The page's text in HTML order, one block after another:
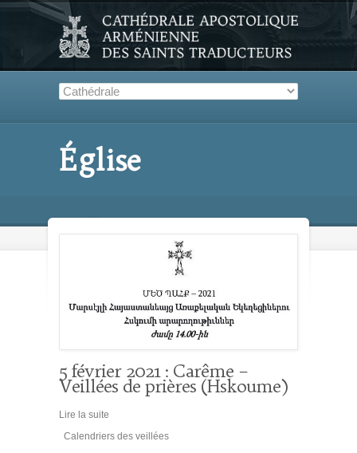
Église
5 février 2021 : Carême –
Veillées de prières (Hskoume)
Lire la suite
Calendriers des veillées